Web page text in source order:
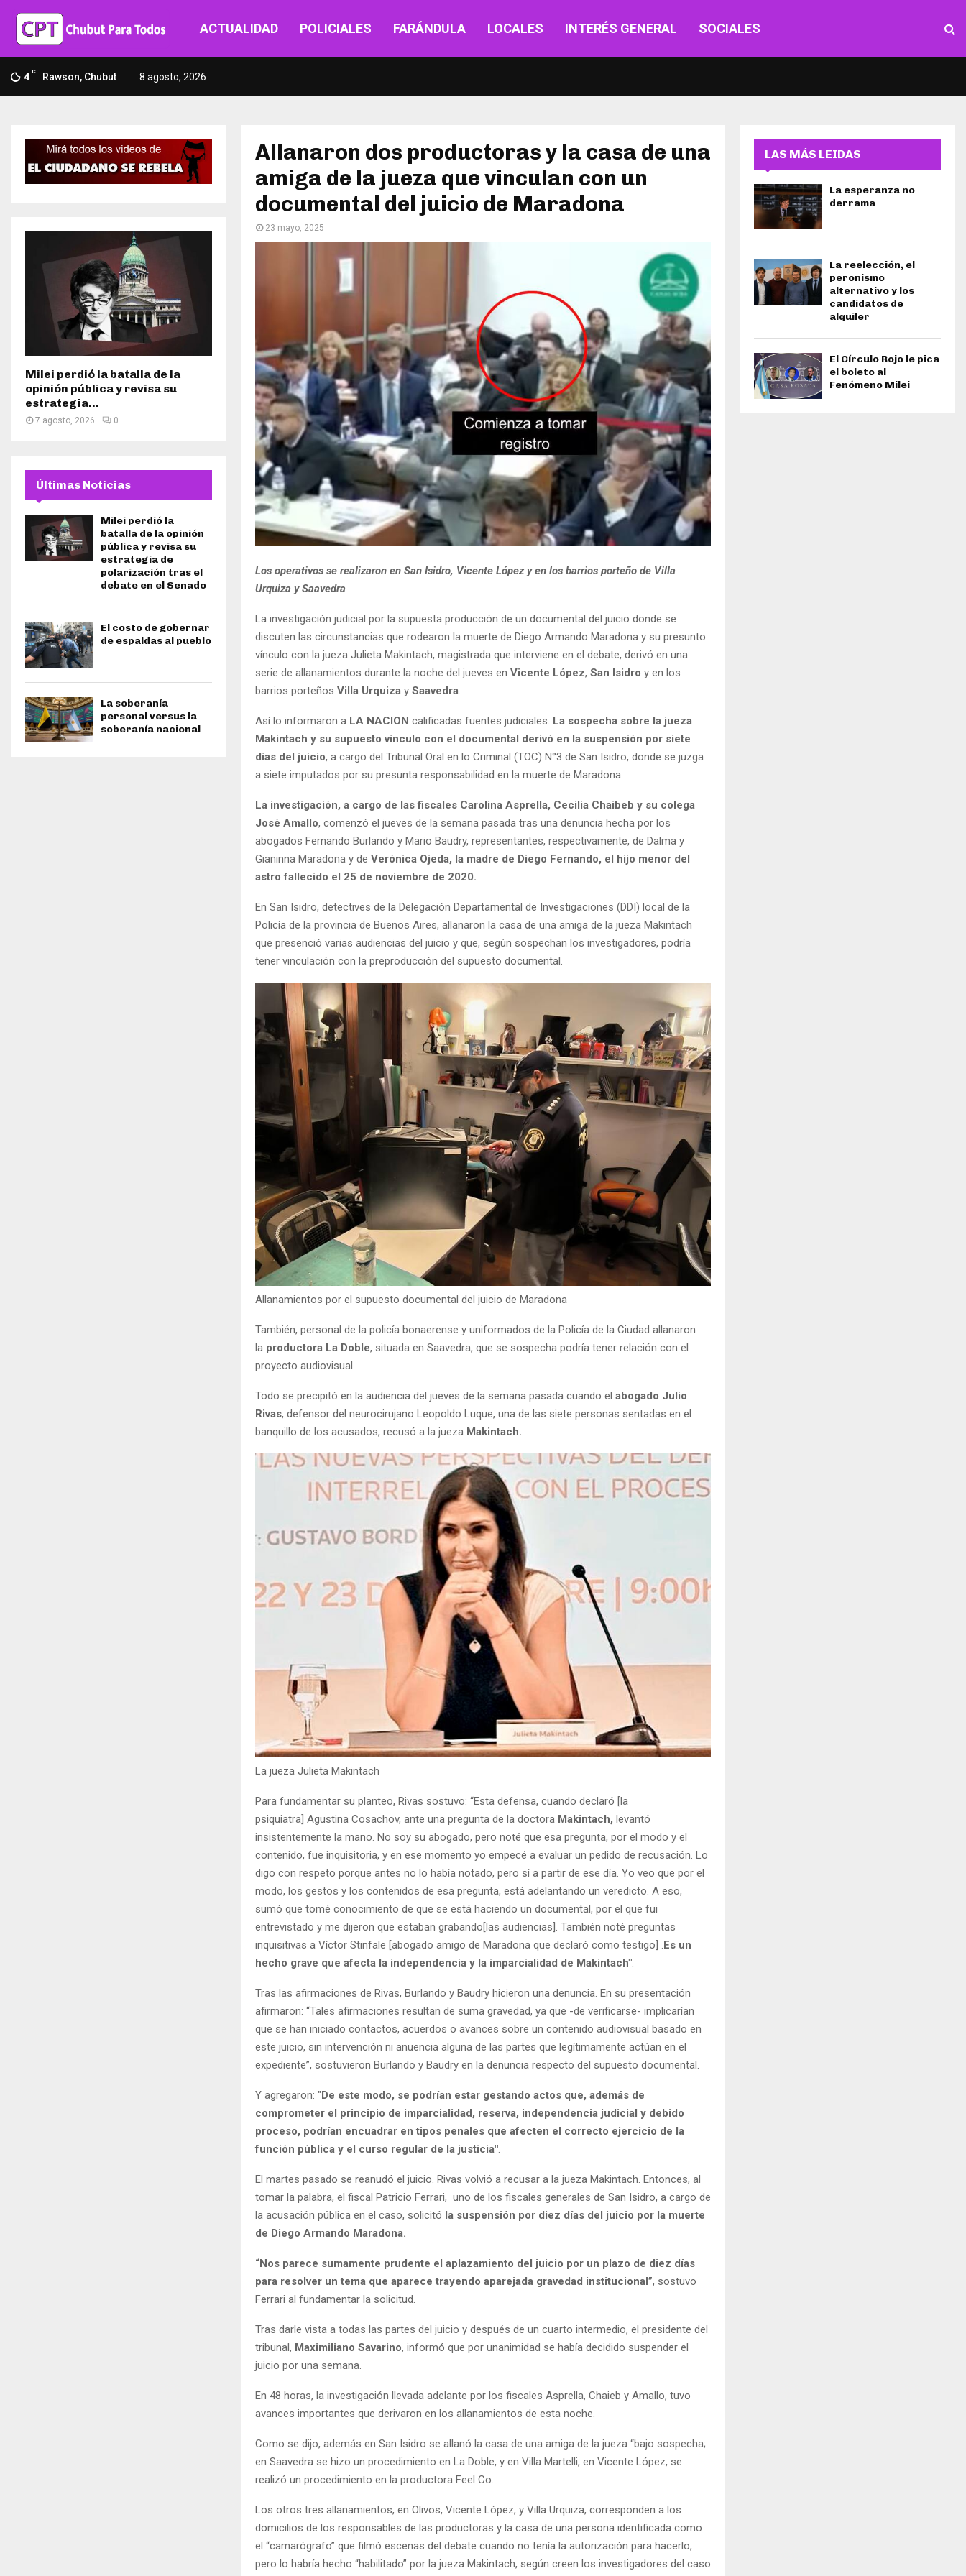
ACTUALIDAD POLICIALES FARÁNDULA LOCALES INTERÉS GENERAL SOCIALES
4 C Rawson, Chubut 8 agosto, 2026
Allanaron dos productoras y la casa de una
amiga de la jueza que vinculan con un
documental del juicio de Maradona
23 mayo, 2025
Los operativos se realizaron en San Isidro, Vicente López y en los barrios porteño de Villa
Urquiza y Saavedra
La investigación judicial por la supuesta producción de un documental del juicio donde se
discuten las circunstancias que rodearon la muerte de Diego Armando Maradona y su presunto
vínculo con la jueza Julieta Makintach, magistrada que interviene en el debate, derivó en una
serie de allanamientos durante la noche del jueves en Vicente López, San Isidro y en los
barrios porteños Villa Urquiza y Saavedra.
Así lo informaron a LA NACION calificadas fuentes judiciales. La sospecha sobre la jueza
Makintach y su supuesto vínculo con el documental derivó en la suspensión por siete
días del juicio, a cargo del Tribunal Oral en lo Criminal (TOC) N°3 de San Isidro, donde se juzga
a siete imputados por su presunta responsabilidad en la muerte de Maradona.
La investigación, a cargo de las fiscales Carolina Asprella, Cecilia Chaibeb y su colega
José Amallo, comenzó el jueves de la semana pasada tras una denuncia hecha por los
abogados Fernando Burlando y Mario Baudry, representantes, respectivamente, de Dalma y
Gianinna Maradona y de Verónica Ojeda, la madre de Diego Fernando, el hijo menor del
astro fallecido el 25 de noviembre de 2020.
En San Isidro, detectives de la Delegación Departamental de Investigaciones (DDI) local de la
Policía de la provincia de Buenos Aires, allanaron la casa de una amiga de la jueza Makintach
que presenció varias audiencias del juicio y que, según sospechan los investigadores, podría
tener vinculación con la preproducción del supuesto documental.
Allanamientos por el supuesto documental del juicio de Maradona
También, personal de la policía bonaerense y uniformados de la Policía de la Ciudad allanaron
la productora La Doble, situada en Saavedra, que se sospecha podría tener relación con el
proyecto audiovisual.
Todo se precipitó en la audiencia del jueves de la semana pasada cuando el abogado Julio
Rivas, defensor del neurocirujano Leopoldo Luque, una de las siete personas sentadas en el
banquillo de los acusados, recusó a la jueza Makintach.
La jueza Julieta Makintach
Para fundamentar su planteo, Rivas sostuvo: “Esta defensa, cuando declaró [la
psiquiatra] Agustina Cosachov, ante una pregunta de la doctora Makintach, levantó
insistentemente la mano. No soy su abogado, pero noté que esa pregunta, por el modo y el
contenido, fue inquisitoria, y en ese momento yo empecé a evaluar un pedido de recusación. Lo
digo con respeto porque antes no lo había notado, pero sí a partir de ese día. Yo veo que por el
modo, los gestos y los contenidos de esa pregunta, está adelantando un veredicto. A eso,
sumó que tomé conocimiento de que se está haciendo un documental, por el que fui
entrevistado y me dijeron que estaban grabando[las audiencias]. También noté preguntas
inquisitivas a Víctor Stinfale [abogado amigo de Maradona que declaró como testigo] .Es un
hecho grave que afecta la independencia y la imparcialidad de Makintach".
Tras las afirmaciones de Rivas, Burlando y Baudry hicieron una denuncia. En su presentación
afirmaron: “Tales afirmaciones resultan de suma gravedad, ya que -de verificarse- implicarían
que se han iniciado contactos, acuerdos o avances sobre un contenido audiovisual basado en
este juicio, sin intervención ni anuencia alguna de las partes que legítimamente actúan en el
expediente”, sostuvieron Burlando y Baudry en la denuncia respecto del supuesto documental.
Y agregaron: "De este modo, se podrían estar gestando actos que, además de
comprometer el principio de imparcialidad, reserva, independencia judicial y debido
proceso, podrían encuadrar en tipos penales que afecten el correcto ejercicio de la
función pública y el curso regular de la justicia".
El martes pasado se reanudó el juicio. Rivas volvió a recusar a la jueza Makintach. Entonces, al
tomar la palabra, el fiscal Patricio Ferrari, uno de los fiscales generales de San Isidro, a cargo de
la acusación pública en el caso, solicitó la suspensión por diez días del juicio por la muerte
de Diego Armando Maradona.
“Nos parece sumamente prudente el aplazamiento del juicio por un plazo de diez días
para resolver un tema que aparece trayendo aparejada gravedad institucional”, sostuvo
Ferrari al fundamentar la solicitud.
Tras darle vista a todas las partes del juicio y después de un cuarto intermedio, el presidente del
tribunal, Maximiliano Savarino, informó que por unanimidad se había decidido suspender el
juicio por una semana.
En 48 horas, la investigación llevada adelante por los fiscales Asprella, Chaieb y Amallo, tuvo
avances importantes que derivaron en los allanamientos de esta noche.
Como se dijo, además en San Isidro se allanó la casa de una amiga de la jueza “bajo sospecha;
en Saavedra se hizo un procedimiento en La Doble, y en Villa Martelli, en Vicente López, se
realizó un procedimiento en la productora Feel Co.
Los otros tres allanamientos, en Olivos, Vicente López, y Villa Urquiza, corresponden a los
domicilios de los responsables de las productoras y la casa de una persona identificada como
el “camarógrafo” que filmó escenas del debate cuando no tenía la autorización para hacerlo,
pero lo habría hecho “habilitado” por la jueza Makintach, según creen los investigadores del caso
Milei perdió la batalla de la
opinión pública y revisa su
estrategia...
7 agosto, 2026 0
Últimas Noticias
Milei perdió la
batalla de la opinión
pública y revisa su
estrategia de
polarización tras el
debate en el Senado
El costo de gobernar
de espaldas al pueblo
La soberanía
personal versus la
soberanía nacional
LAS MÁS LEIDAS
La esperanza no
derrama
La reelección, el
peronismo
alternativo y los
candidatos de
alquiler
El Círculo Rojo le pica
el boleto al
Fenómeno Milei